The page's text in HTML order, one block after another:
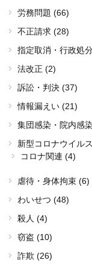
労務問題 (66)
不正請求 (28)
指定取消・行政処
法改正 (2)
訴訟・判決 (37)
情報漏えい (21)
集団感染・院内感
新型コロナウイル
コロナ関連 (4)
虐待・身体拘束 (6)
わいせつ (48)
殺人 (4)
窃盗 (10)
詐欺 (26)